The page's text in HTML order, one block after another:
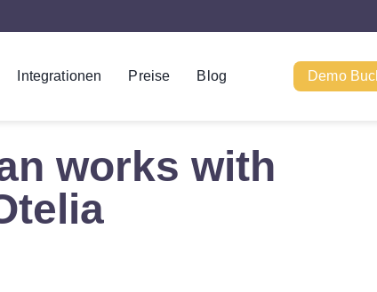
Integrationen Preise Blog Demo
works with